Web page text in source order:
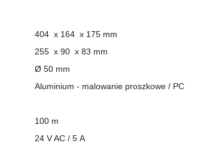
404 x 164 x 175 mm
255 x 90 x 83 mm
Ø 50 mm
Aluminium - malowanie proszkowe / PC
100 m
24 VAC/ 5 A